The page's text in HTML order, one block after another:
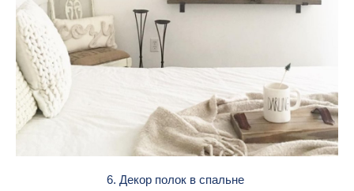
6. Декор полок в спальне